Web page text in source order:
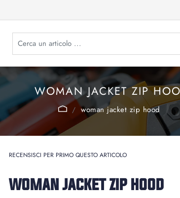
WOMAN JACKET ZIP
woman jacket zip hood
RECENSISCI PER PRIMO QUESTO ARTICOLO
WOMAN JACKET ZIP HOOD